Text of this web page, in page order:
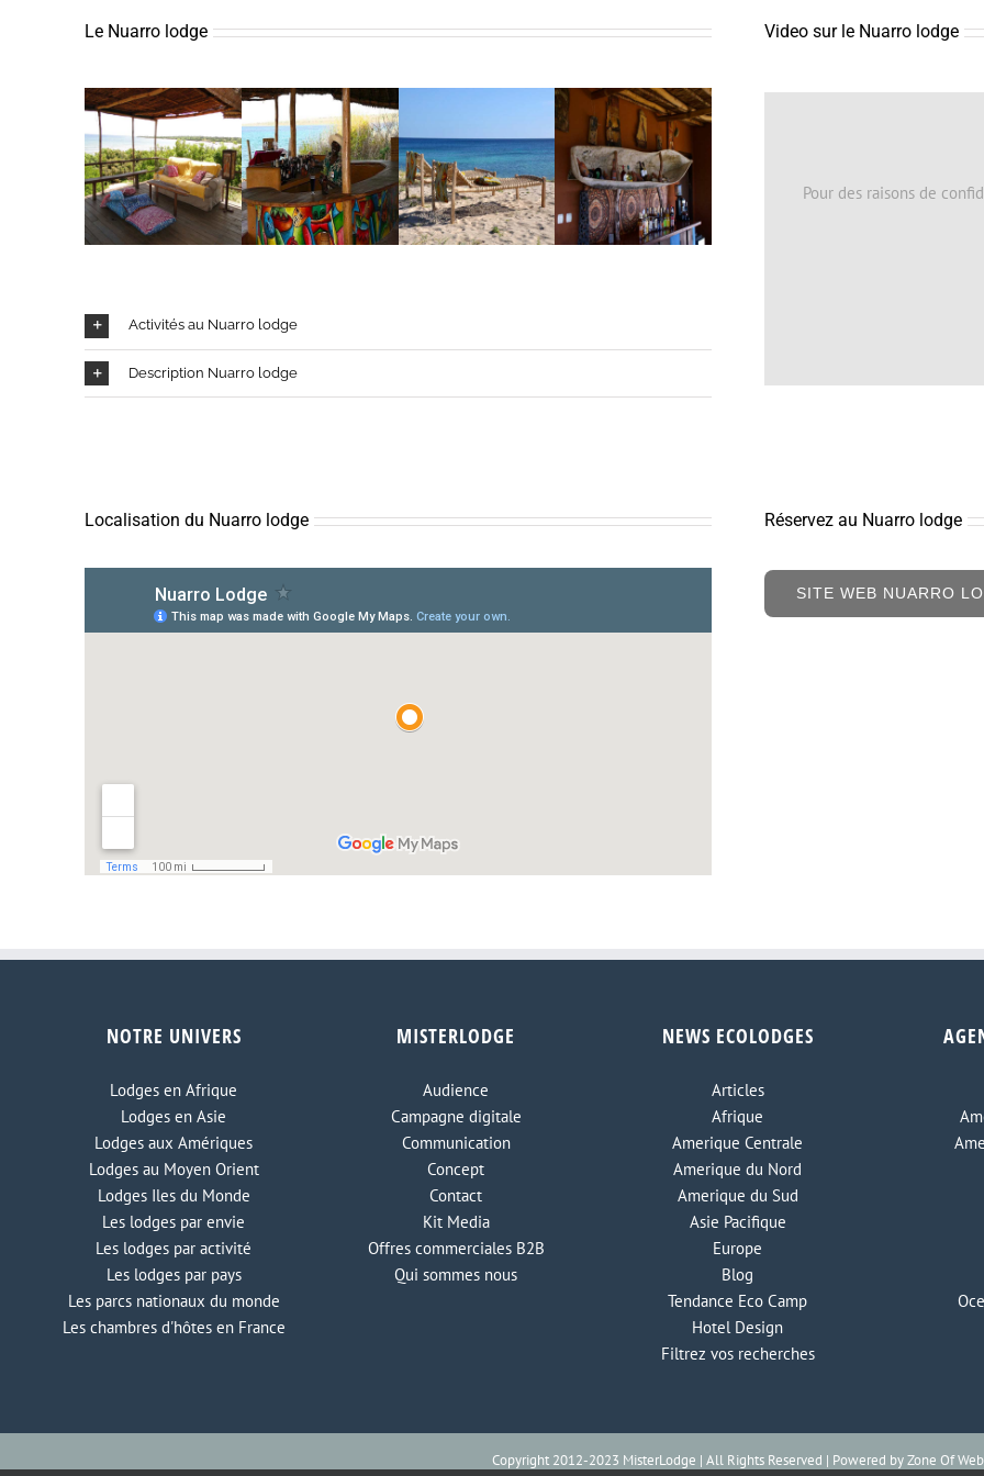
Le Nuarro lodge
Activités au Nuarro lodge
Description Nuarro lodge
Video sur le Nuarro lodge
Pour des raisons de
Localisation du Nuarro lodge Réservez au Nuarro lodge
SITE WEB NUARRO
NOTRE UNIVERS
Lodges en Afrique
Lodges en Asie
Lodges aux Amériques
Lodges au Moyen Orient
Lodges Iles du Monde
Les lodges par envie
Les lodges par activité
Les lodges par pays
Les parcs nationaux du monde
Les chambres d'hôtes en France
MISTERLODGE
Audience
Campagne digitale
Communication
Concept
Contact
Kit Media
Offres commerciales B2B
Qui sommes nous
NEWS ECOLODGES
Articles
Afrique
Amerique Centrale
Amerique du Nord
Amerique du Sud
Asie Pacifique
Europe
Blog
Tendance Eco Camp
Hotel Design
Filtrez vos recherches
Copyright 2012-2023 MisterLodge | All Rights Reserved | Powered byZone Of Web